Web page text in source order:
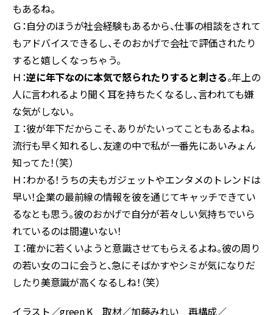
もあるね。
Ｇ：自分のほうが社会経験もあるから、仕事の相談をされて
もアドバイスできるし、そのおかげで会社で評価されたり
すると嬉しくなっちゃう。
Ｈ：逆に年下なのに本気で怒られたりすると刺さる。年上の
人に言われるより聞く耳を持ちたくなるし、言われても嫌
な気がしない。
Ｉ：彼が年下だからこそ、ありがたいってこともあるよね。
流行も早く知れるし、友達の中で私が一番先にあいみょん
知ってた！（笑）
Ｈ：わかる！うちの夫もガジェットやエンタメのトレンドは
早い！企業の最前線の情報を彼を通じてキャッチできてい
るなとも思う。彼のおかげで自分が若々しい気持ちでいら
れているのは間違いない！
Ｉ：確かに若くいようと意識させてもらえるよね。彼の周り
の若い女のコに会うと、急にそばかすやシミが気になりだ
したり美意識が高くなるしね！（笑）
イラスト／green K 取材／加藤みれい 再構成／